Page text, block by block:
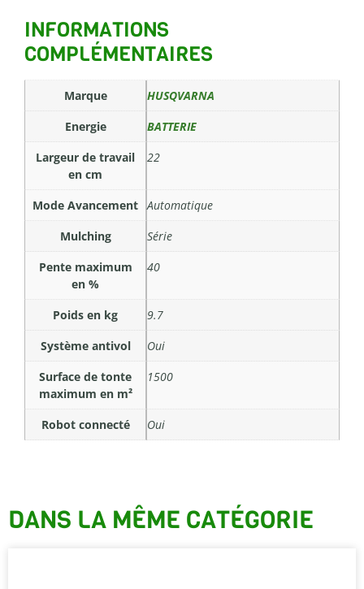
INFORMATIONS
COMPLÉMENTAIRES
Energie
BATTERIE
Largeur de travail
en cm
22
Marque HUSQVARNA
Mode Avancement Automatique
Mulching
Série
Pente maximum
en %
40
Poids en kg
9.7
Système antivol
Oui
Surface de tonte
maximum en m²
1500
Robot connecté Oui
DANS LA MÊME CATÉGORIE